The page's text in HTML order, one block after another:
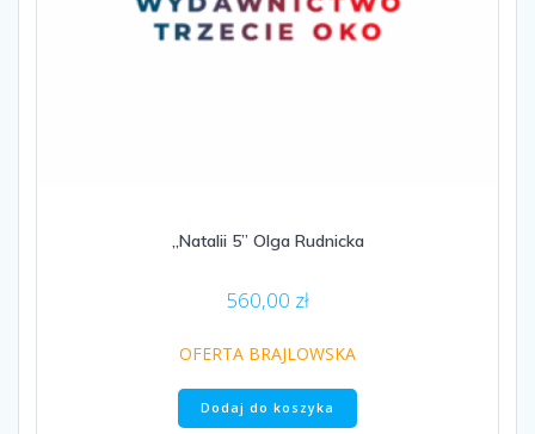
„Natalii 5” Olga Rudnicka
560,00 zł
OFERTA BRAJLOWSKA
Dodaj do koszyka